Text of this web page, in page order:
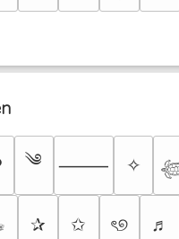
༄ ⸻ ✧
✰ ✩ ৎ୭ ♬